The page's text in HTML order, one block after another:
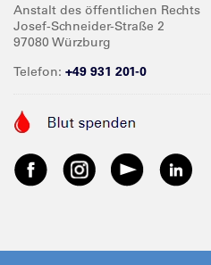
Anstalt des öffentlichen Rechts
Josef-Schneider-Straße 2
97080 Würzburg
Telefon: +49 931 201-0